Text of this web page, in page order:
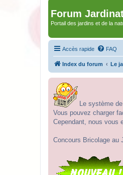
Forum
Portail des jardins et de la
Accès rapide FAQ
Index du forum Le
Le système
Vous pouvez charger
Cependant, nous vous
Concours Bricolage au